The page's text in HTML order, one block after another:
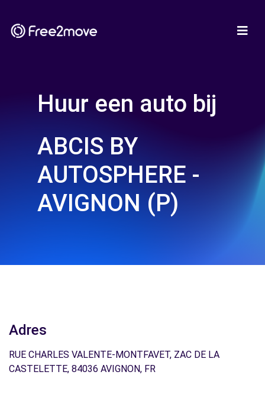
Huur een auto bij
ABCIS BY
AUTOSPHERE -
AVIGNON (P)
Adres
RUE CHARLES VALENTE-MONTFAVET, ZAC DE LA
CASTELETTE, 84036 AVIGNON, FR